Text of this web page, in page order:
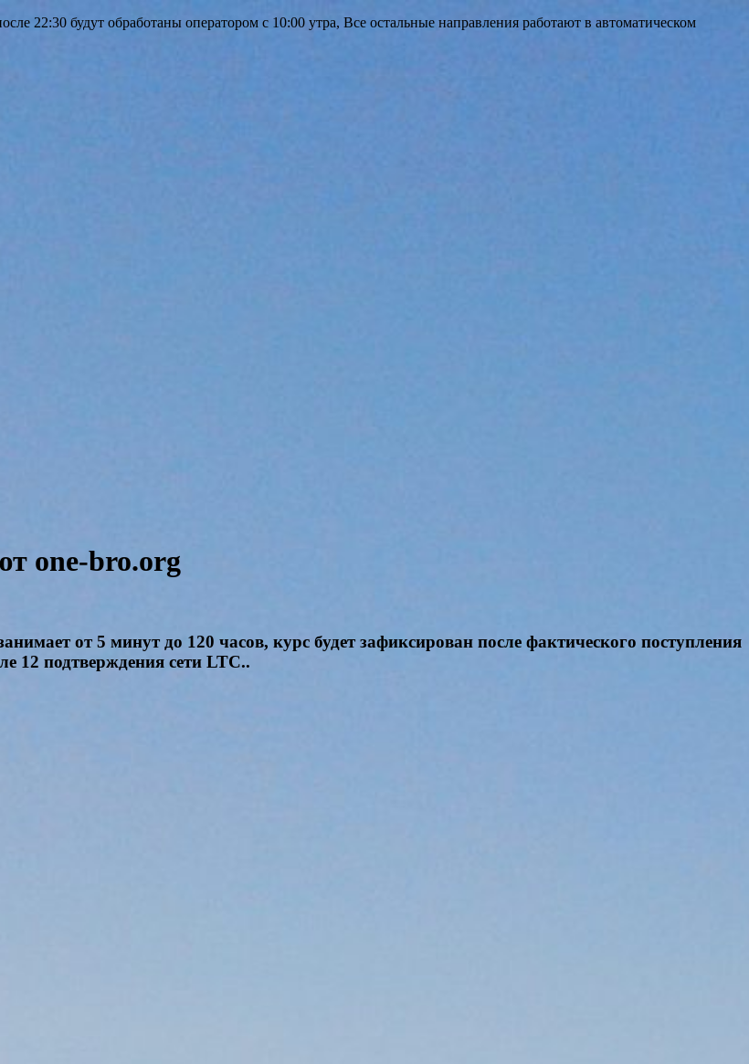
будут обработаны оператором с 10:00 утра, Все остальные направления работают в автоматическом
one-bro.org
от 5 минут до 120 часов, курс будет зафиксирован после фактического поступления
12 подтверждения сети LTC..